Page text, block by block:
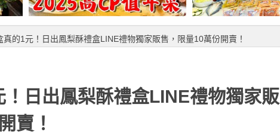
真的1元！日出鳳梨酥禮盒LINE禮物獨家販售，限量10萬份開賣！
！日出鳳梨酥禮盒LINE禮物獨家販
賣！